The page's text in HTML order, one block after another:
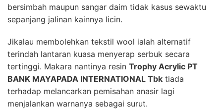
bersimbah maupun sangar daim tidak kasus sewaktu
sepanjang jalinan kainnya licin.
Jikalau membolehkan tekstil wool ialah alternatif
terindah lantaran kuasa menyerap serbuk secara
tertinggi. Makara nantinya resin Trophy Acrylic PT
BANK MAYAPADA INTERNATIONAL Tbk tiada
terhadap melancarkan pemisahan anasir lagi
menjalankan warnanya sebagai surut.